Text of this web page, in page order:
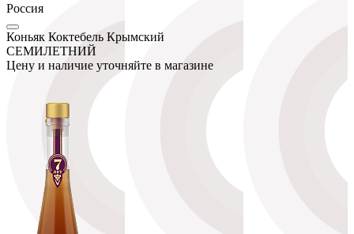
Россия
Коньяк Коктебель Крымский
СЕМИЛЕТНИЙ
Цену и наличие уточняйте в магазине